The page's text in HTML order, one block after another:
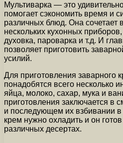
Мультиварка — это
помогает сэкономить время и
различных блюд. Она сочетает
нескольких кухонных приборов,
духовка, пароварка и т.д. И
позволяет приготовить
усилий.
Для приготовления заварного
понадобятся всего несколько
яйца, молоко, сахар, мука и
приготовления заключается в
и последующем их взбивании в
крем нужно охладить и он
различных десертах.